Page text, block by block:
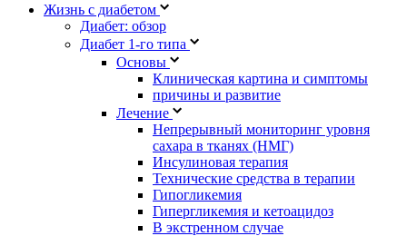
Жизнь с диабетом
Диабет: обзор
Диабет 1-го типа
Основы
Клиническая картина и симптомы
причины и развитие
Лечение
Непрерывный мониторинг уровня
сахара в тканях (НМГ)
Инсулиновая терапия
Технические средства в терапии
Гипогликемия
Гипергликемия и кетоацидоз
В экстренном случае